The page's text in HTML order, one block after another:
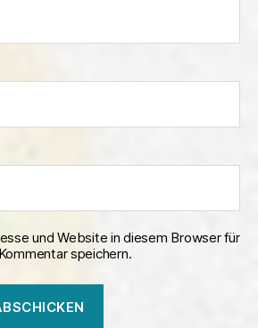
und Website in diesem Browser für
speichern.